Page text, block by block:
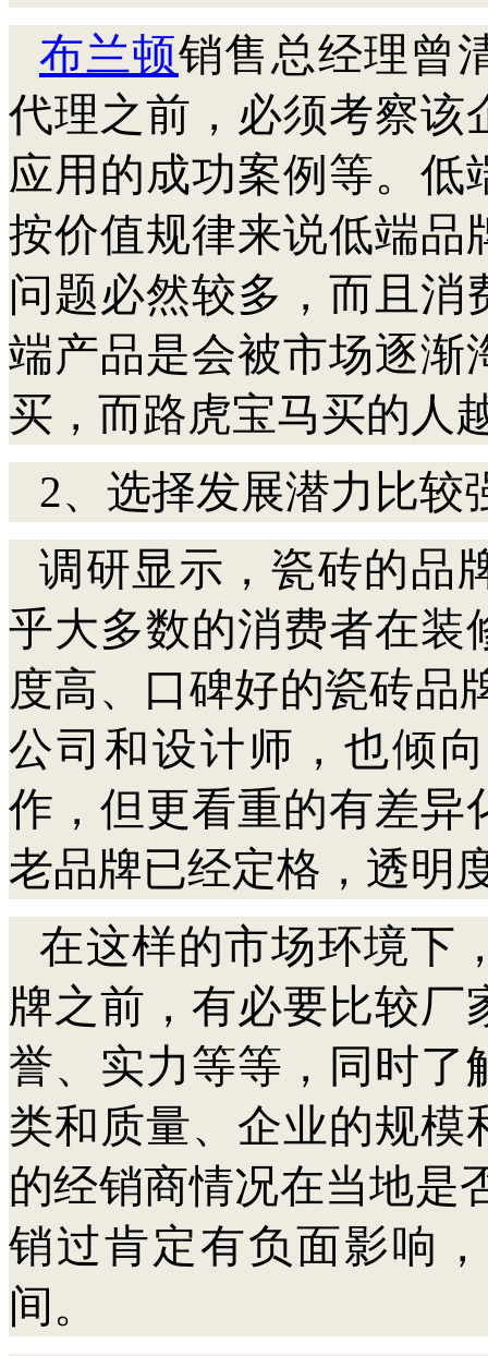
布兰顿销售总经理曾
代理之前，必须考察该
应用的成功案例等。低
按价值规律来说低端品
问题必然较多，而且消
端产品是会被市场逐渐
买，而路虎宝马买的人
2、选择发展潜力比较
调研显示，瓷砖的品
乎大多数的消费者在装
度高、口碑好的瓷砖品
公司和设计师，也倾
作，但更看重的有差异
老品牌已经定格，透明
在这样的市场环境下
牌之前，有必要比较厂
誉、实力等等，同时了
类和质量、企业的规模
的经销商情况在当地是
销过肯定有负面影响
间。